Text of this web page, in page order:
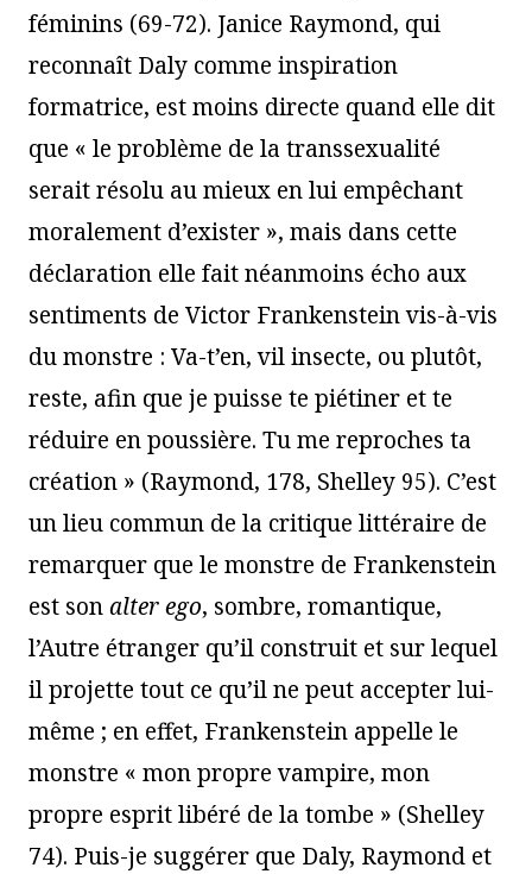
féminins (69-72). Janice Raymond, qui
reconnaît Daly comme inspiration
formatrice, est moins directe quand elle dit
que « le problème de la transsexualité
serait résolu au mieux en lui empêchant
moralement d’exister », mais dans cette
déclaration elle fait néanmoins écho aux
sentiments de Victor Frankenstein vis-à-vis
du monstre : Va-t’en, vil insecte, ou plutôt,
reste, afin que je puisse te piétiner et te
réduire en poussière. Tu me reproches ta
création » (Raymond, 178, Shelley 95). C’est
un lieu commun de la critique littéraire de
remarquer que le monstre de Frankenstein
est sonalter ego, sombre, romantique,
l’Autre étranger qu’il construit et sur lequel
il projette tout ce qu’il ne peut accepter lui-
même ; en effet, Frankenstein appelle le
monstre « mon propre vampire, mon
propre esprit libéré de la tombe » (Shelley
74). Puis-je suggérer que Daly, Raymond et